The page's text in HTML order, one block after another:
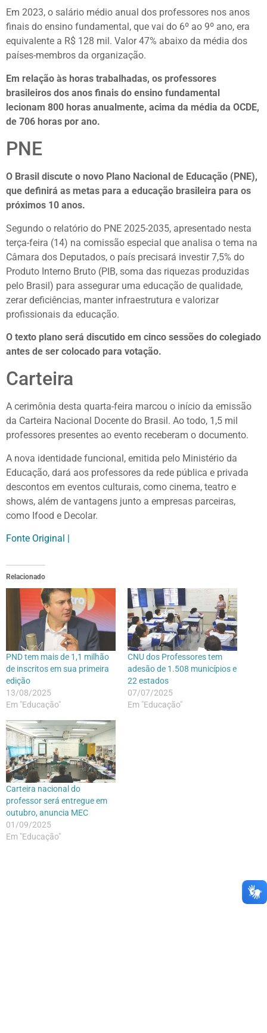
Em 2023, o salário médio anual dos professores nos anos
finais do ensino fundamental, que vai do 6º ao 9º ano, era
equivalente a R$ 128 mil. Valor 47% abaixo da média dos
países-membros da organização.
Em relação às horas trabalhadas, os professores
brasileiros dos anos finais do ensino fundamental
lecionam 800 horas anualmente, acima da média da OCDE,
de 706 horas por ano.
PNE
O Brasil discute o novo Plano Nacional de Educação (PNE),
que definirá as metas para a educação brasileira para os
próximos 10 anos.
Segundo o relatório do PNE 2025-2035, apresentado nesta
terça-feira (14) na comissão especial que analisa o tema na
Câmara dos Deputados, o país precisará investir 7,5% do
Produto Interno Bruto (PIB, soma das riquezas produzidas
pelo Brasil) para assegurar uma educação de qualidade,
zerar deficiências, manter infraestrutura e valorizar
profissionais da educação.
O texto plano será discutido em cinco sessões do colegiado
antes de ser colocado para votação.
Carteira
A cerimônia desta quarta-feira marcou o início da emissão
da Carteira Nacional Docente do Brasil. Ao todo, 1,5 mil
professores presentes ao evento receberam o documento.
A nova identidade funcional, emitida pelo Ministério da
Educação, dará aos professores da rede pública e privada
descontos em eventos culturais, como cinema, teatro e
shows, além de vantagens junto a empresas parceiras,
como Ifood e Decolar.
Fonte Original |
Relacionado
PND tem mais de 1,1 milhão
de inscritos em sua primeira
edição
13/08/2025
Em "Educação"
CNU dos Professores tem
adesão de 1.508 municípios e
22 estados
07/07/2025
Em "Educação"
Carteira nacional do
professor será entregue em
outubro, anuncia MEC
01/09/2025
Em "Educação"